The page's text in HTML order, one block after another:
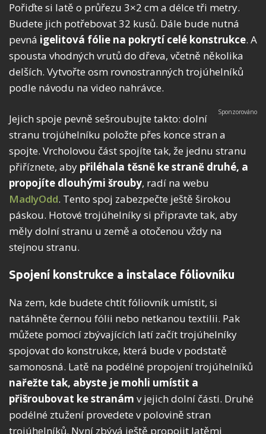
Pořiďte si latě o průřezu 3×2 cm a délce tři metry.
Budete jich potřebovat 32 kusů. Dále bude nutná
pevná igelitová fólie na pokrytí celé konstrukce. A
spousta vhodných vrutů do dřeva, včetně několika
delších. Vytvořte osm rovnostranných trojúhelníků
podle návodu na video nahrávce.
Jejich spoje pevně sešroubujte takto: dolní
stranu trojúhelníku položte přes konce stran a
spojte. Vrcholovou část spojíte tak, že jednu stranu
přiříznete, aby přiléhala těsně ke straně druhé, a
propojíte dlouhými šrouby, radí na webu
MadlyOdd. Tento spoj zabezpečte ještě širokou
páskou. Hotové trojúhelníky si připravte tak, aby
měly dolní stranu u země a otočenou vždy na
stejnou stranu.
Spojení konstrukce a instalace fóliovníku
Na zem, kde budete chtít fóliovník umístit, si
natáhněte černou fólii nebo netkanou textilii. Pak
můžete pomocí zbývajících latí začít trojúhelníky
spojovat do konstrukce, která bude v podstatě
samonosná. Latě na podélné propojení trojúhelníků
nařežte tak, abyste je mohli umístit a
přišroubovat ke stranám v jejich dolní části. Druhé
podélné ztužení provedete v polovině stran
trojúhelníků. Nyní zbývá ještě propojit latěmi